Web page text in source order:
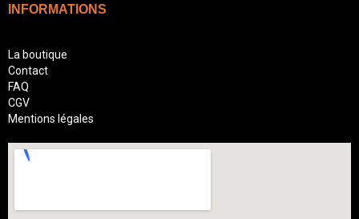
INFORMATIONS
La boutique
Contact
FAQ
CGV
Mentions légales